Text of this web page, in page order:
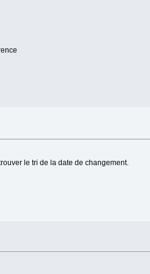
le tri de la date de changement.